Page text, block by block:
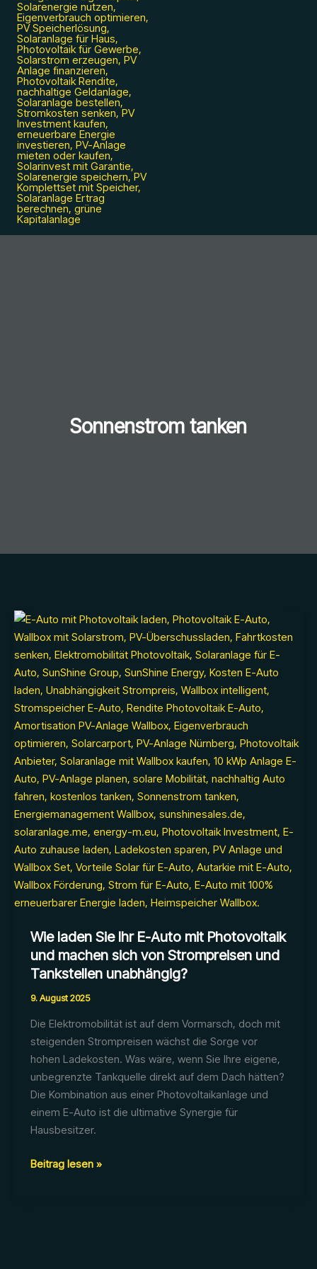
Sonnenstrom tanken
Wie laden Sie Ihr E-Auto mit Photovoltaik
und machen sich von Strompreisen und
Tankstellen unabhängig?
9. August 2025
Die Elektromobilität ist auf dem Vormarsch, doch mit
steigenden Strompreisen wächst die Sorge vor
hohen Ladekosten. Was wäre, wenn Sie Ihre eigene,
unbegrenzte Tankquelle direkt auf dem Dach hätten?
Die Kombination aus einer Photovoltaikanlage und
einem E-Auto ist die ultimative Synergie für
Hausbesitzer.
Wie
Beitrag lesen »